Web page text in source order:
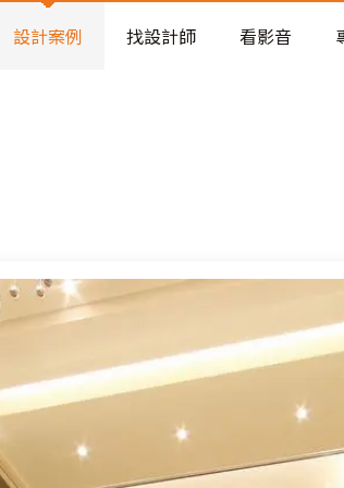
設計案例 找設計師 看影音